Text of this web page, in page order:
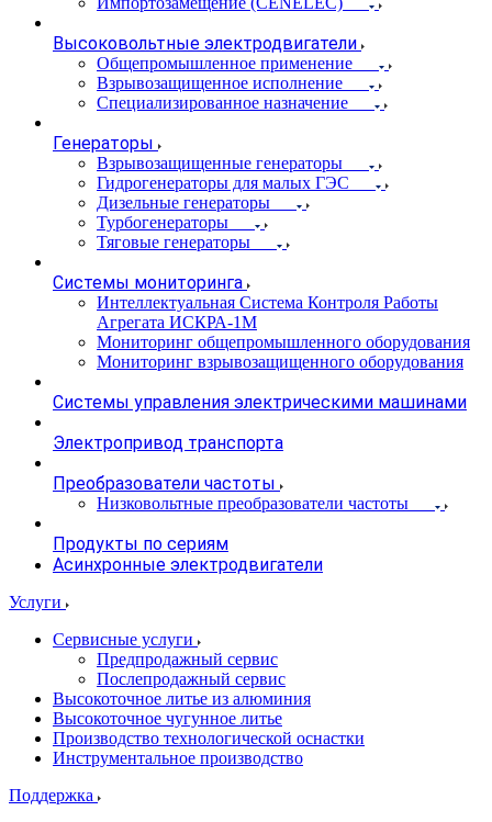
Высоковольтные электродвигатели
Общепромышленное применение
Взрывозащищенное исполнение
Специализированное назначение
Генераторы
Взрывозащищенные генераторы
Гидрогенераторы для малых ГЭС
Дизельные генераторы
Турбогенераторы
Тяговые генераторы
Системы мониторинга
Интеллектуальная Система Контроля Работы
Агрегата ИСКРА-1М
Мониторинг общепромышленного оборудования
Мониторинг взрывозащищенного оборудования
Системы управления электрическими машинами
Электропривод транспорта
Преобразователи частоты
Низковольтные преобразователи частоты
Продукты по сериям
Асинхронные электродвигатели
Услуги
Сервисные услуги
Предпродажный сервис
Послепродажный сервис
Высокоточное литье из алюминия
Высокоточное чугунное литье
Производство технологической оснастки
Инструментальное производство
Поддержка